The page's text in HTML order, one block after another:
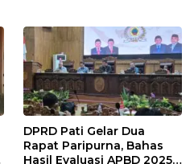
Berkualitas
DPRD Pati Gelar Dua
Rapat Paripurna, Bahas
Hasil Evaluasi APBD 2025